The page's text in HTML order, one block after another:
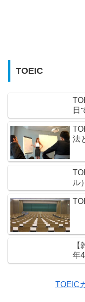
TOEIC
日
法
ル）
年
TOEIC